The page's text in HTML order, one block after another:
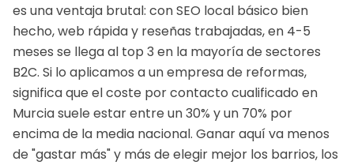
es una ventaja brutal: con SEO local básico bien
hecho, web rápida y reseñas trabajadas, en 4-5
meses se llega al top 3 en la mayoría de sectores
B2C. Si lo aplicamos a unempresa de reformas,
significa que el coste por contacto cualificado en
Murciasuele estar entre un 30% y un 70% por
encima de la media nacional. Ganar aquí va menos
de "gastar más" y más de elegir mejor los barrios, los